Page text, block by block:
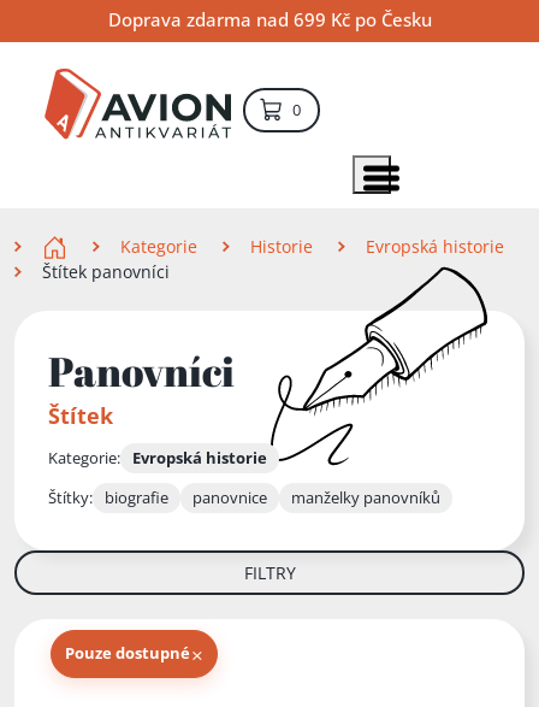
na
obsah
na
navigaci
na
vyhledávání
Doprava zdarma nad 699 Kč po Česku
0položek – košík
Zobrazit položky menu
Kategorie Historie
Evropská historie
Štítek panovníci
Panovníci
Štítek
Kategorie:
Evropská historie
Štítky:
biografie panovnice manželky panovníků
FILTRY
Pouze dostupné×